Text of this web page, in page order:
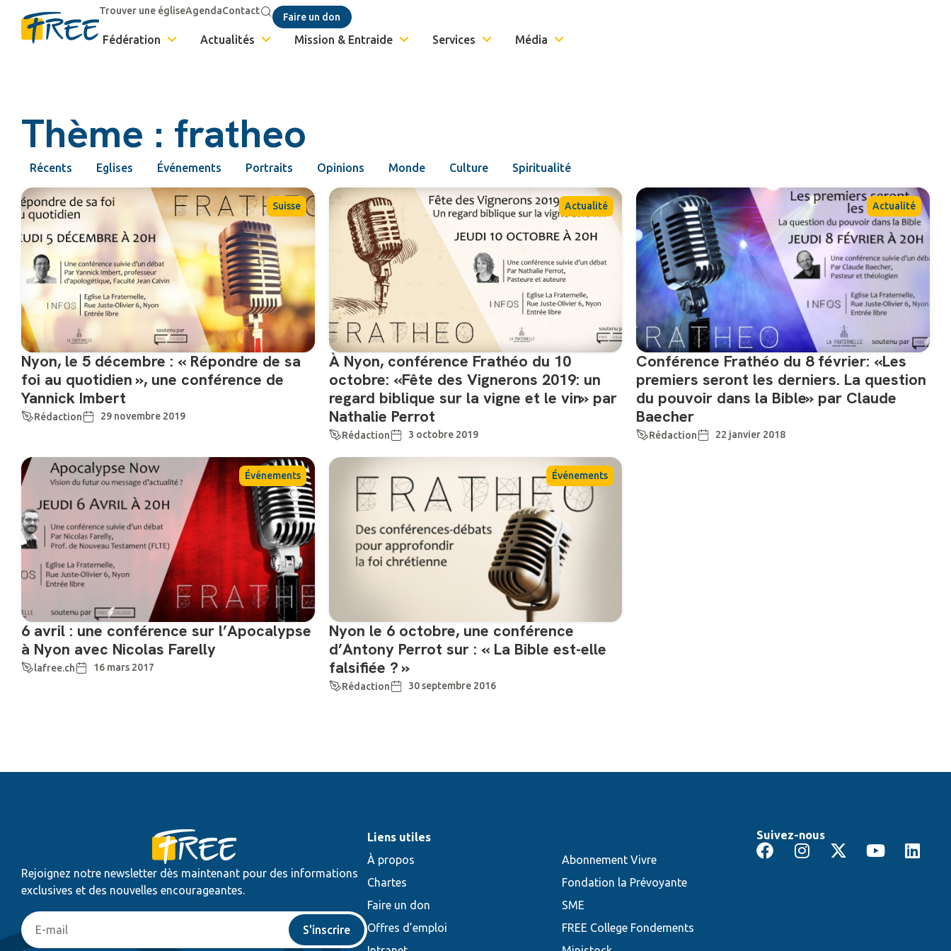
Trouver une égliseAgendaContact
Faire un don
Fédération Actualités Mission & Entraide Services Média
Thème : fratheo
Récents Eglises Événements Portraits Opinions Monde Culture Spiritualité
Suisse
Nyon, le 5 décembre : « Répondre de sa
foi au quotidien », une conférence de
Yannick Imbert
Rédaction 29 novembre 2019
Actualité
À Nyon, conférence Frathéo du 10
octobre: «Fête des Vignerons 2019: un
regard biblique sur la vigne et le vin» par
Nathalie Perrot
Rédaction 3 octobre 2019
Actualité
Conférence Frathéo du 8 février: «Les
premiers seront les derniers. La question
du pouvoir dans la Bible» par Claude
Baecher
Rédaction 22 janvier 2018
Événements
6 avril : une conférence sur l’Apocalypse
à Nyon avec Nicolas Farelly
lafree.ch 16 mars 2017
Événements
Nyon le 6 octobre, une conférence
d’Antony Perrot sur : « La Bible est-elle
falsifiée ? »
Rédaction 30 septembre 2016
Rejoignez notre newsletter dès maintenant pour des informations
exclusives et des nouvelles encourageantes.
S'inscrire
Liens utiles
À propos
Abonnement Vivre
Chartes
Fondation la Prévoyante
Faire un don
SME
Offres d’emploi
FREE College Fondements
Suivez-nous